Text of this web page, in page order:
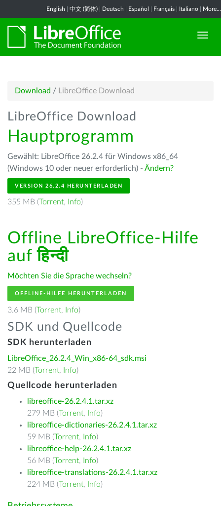
English 中文 (简体) Deutsch Español Français Italiano More...
Download / LibreOffice Download
LibreOffice Download
Hauptprogramm
Gewählt: LibreOffice 26.2.4 für Windows x86_64
(Windows 10 oder neuer erforderlich) - Ändern?
VERSION 26.2.4 HERUNTERLADEN
355 MB (Torrent, Info)
Offline LibreOffice-Hilfe
aufहिन्दी
Möchten Sie die Sprache wechseln?
OFFLINE-HILFE HERUNTERLADEN
3.6 MB (Torrent, Info)
SDK und Quellcode
SDK herunterladen
LibreOffice_26.2.4_Win_x86-64_sdk.msi
22 MB (Torrent, Info)
Quellcode herunterladen
libreoffice-26.2.4.1.tar.xz
279 MB (Torrent, Info)
libreoffice-dictionaries-26.2.4.1.tar.xz
59 MB (Torrent, Info)
libreoffice-help-26.2.4.1.tar.xz
56 MB (Torrent, Info)
libreoffice-translations-26.2.4.1.tar.xz
224 MB (Torrent, Info)